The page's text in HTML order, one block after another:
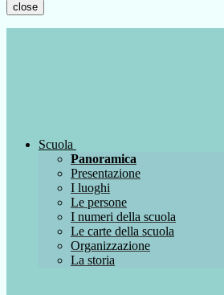
close
Scuola
Panoramica
Presentazione
I luoghi
Le persone
I numeri della scuola
Le carte della scuola
Organizzazione
La storia